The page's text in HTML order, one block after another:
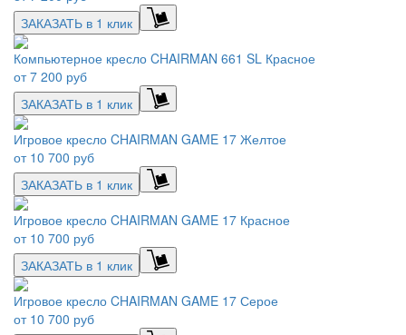
ЗАКАЗАТЬ в 1 клик
Компьютерное кресло CHAIRMAN 661 SL Красное
от7 200 руб
ЗАКАЗАТЬ в 1 клик
Игровое кресло CHAIRMAN GAME 17 Желтое
от10 700 руб
ЗАКАЗАТЬ в 1 клик
Игровое кресло CHAIRMAN GAME 17 Красное
от10 700 руб
ЗАКАЗАТЬ в 1 клик
Игровое кресло CHAIRMAN GAME 17 Серое
от10 700 руб